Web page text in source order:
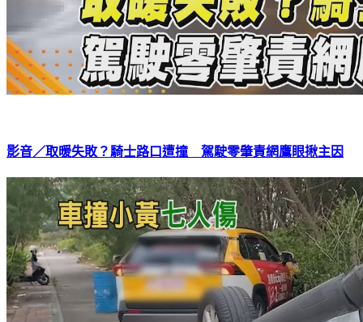
影音／取暖失敗？騎士路口遭撞 駕駛零肇責網鷹眼揪主因